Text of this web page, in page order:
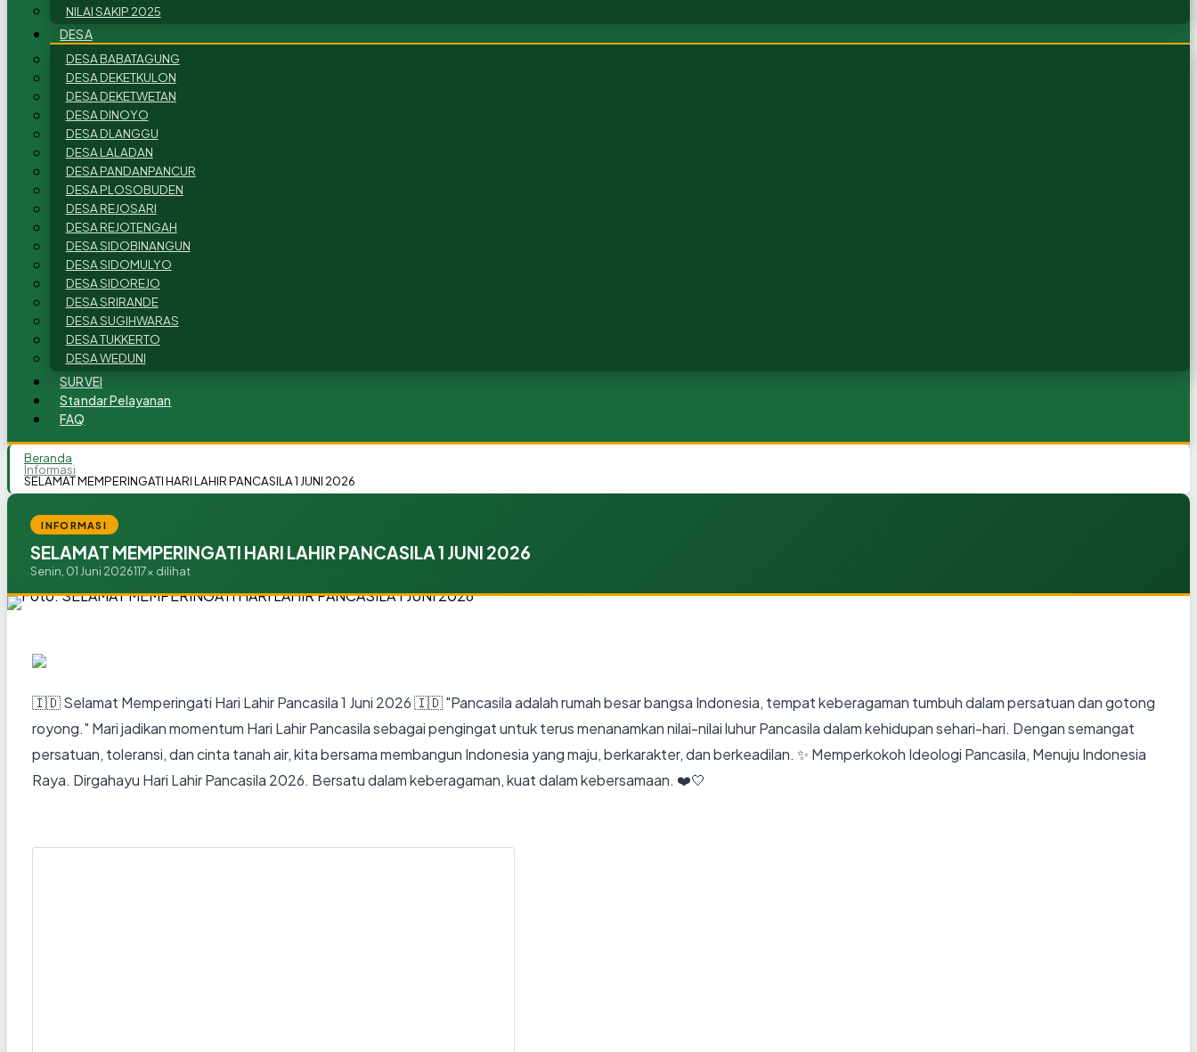
NILAI SAKIP 2025
DESA
DESA BABATAGUNG
DESA DEKETKULON
DESA DEKETWETAN
DESA DINOYO
DESA DLANGGU
DESA LALADAN
DESA PANDANPANCUR
DESA PLOSOBUDEN
DESA REJOSARI
DESA REJOTENGAH
DESA SIDOBINANGUN
DESA SIDOMULYO
DESA SIDOREJO
DESA SRIRANDE
DESA SUGIHWARAS
DESA TUKKERTO
DESA WEDUNI
SURVEI
Standar Pelayanan
FAQ
Beranda
Informasi
SELAMAT MEMPERINGATI HARI LAHIR PANCASILA 1 JUNI 2026
INFORMASI
SELAMAT MEMPERINGATI HARI LAHIR PANCASILA 1 JUNI 2026
Senin, 01 Juni 2026117x dilihat
🇮🇩 Selamat Memperingati Hari Lahir Pancasila 1 Juni 2026 🇮🇩 "Pancasila adalah rumah besar bangsa Indonesia, tempat keberagaman tumbuh dalam persatuan dan gotong
royong." Mari jadikan momentum Hari Lahir Pancasila sebagai pengingat untuk terus menanamkan nilai-nilai luhur Pancasila dalam kehidupan sehari-hari. Dengan semangat
persatuan, toleransi, dan cinta tanah air, kita bersama membangun Indonesia yang maju, berkarakter, dan berkeadilan. ✨ Memperkokoh Ideologi Pancasila, Menuju Indonesia
Raya. Dirgahayu Hari Lahir Pancasila 2026. Bersatu dalam keberagaman, kuat dalam kebersamaan. ❤️🤍